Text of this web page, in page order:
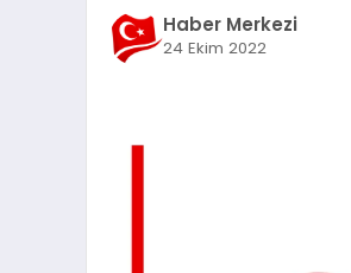
Haber Merkezi
24 Ekim 2022